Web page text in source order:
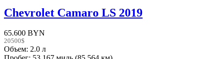
Chevrolet Camaro LS 2019
65.600 BYN
20500$
Объем: 2.0 л